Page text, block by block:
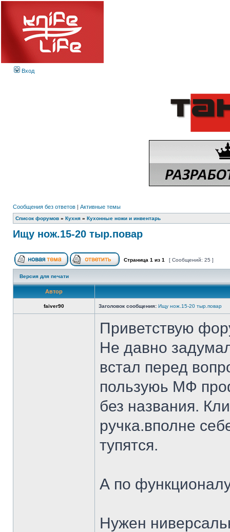
Вход
Сообщения без ответов | Активные темы
Список форумов » Кухня » Кухонные ножи и инвентарь
Ищу нож.15-20 тыр.повар
Страница 1 из 1 [ Сообщений: 25 ]
Версия для печати
Автор
faiver90 Заголовок сообщения: Ищу нож.15-20 тыр.повар
Приветствую
Не давно
встал перед
пользуюь МФ
без названия.
ручка.вполне
тупятся.
А по
Нужен